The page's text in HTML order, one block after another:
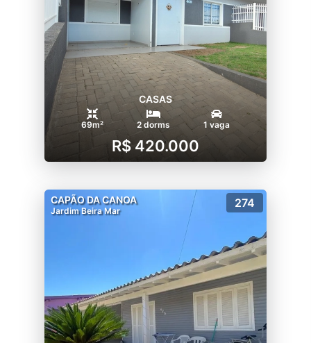
CASAS
69m² 2 dorms 1 vaga
R$ 420.000
CAPÃO DA CANOA
Jardim Beira Mar
274